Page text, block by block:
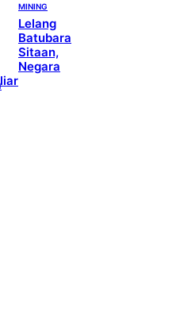
MINING
Lelang
Batubara
Sitaan,
Negara